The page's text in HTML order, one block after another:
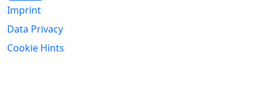
Imprint
Data Privacy
Cookie Hints